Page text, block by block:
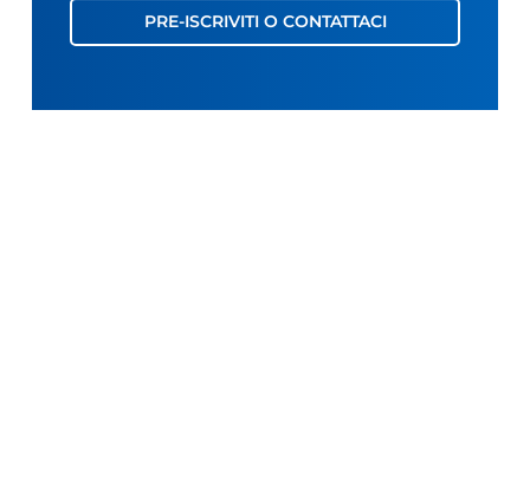
PRE-ISCRIVITI O CONTATTACI
LINK UTILI